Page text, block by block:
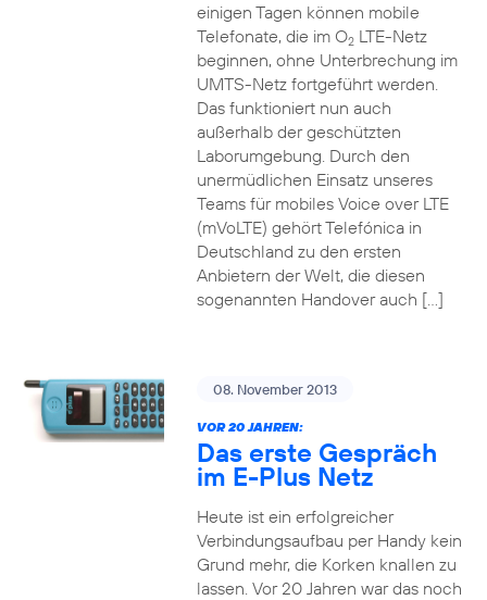
einigen Tagen können mobile
Telefonate, die im O2LTE-Netz
beginnen, ohne Unterbrechung im
UMTS-Netz fortgeführt werden.
Das funktioniert nun auch
außerhalb der geschützten
Laborumgebung. Durch den
unermüdlichen Einsatz unseres
Teams für mobiles Voice over LTE
(mVoLTE) gehört Telefónica in
Deutschland zu den ersten
Anbietern der Welt, die diesen
sogenannten Handover auch […]
08. November 2013
VOR 20 JAHREN:
Das erste Gespräch
im E-Plus Netz
Heute ist ein erfolgreicher
Verbindungsaufbau per Handy kein
Grund mehr, die Korken knallen zu
lassen. Vor 20 Jahren war das noch